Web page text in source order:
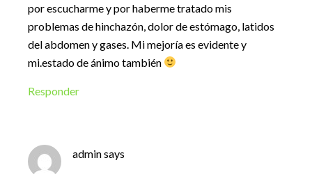
por escucharme y por haberme tratado mis
problemas de hinchazón, dolor de estómago, latidos
del abdomen y gases. Mi mejoría es evidente y
mi.estado de ánimo también
Responder
adminsays